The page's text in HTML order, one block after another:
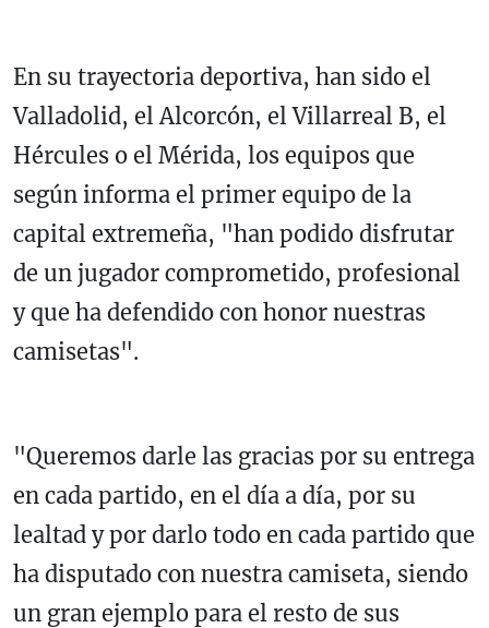
En su trayectoria deportiva, han sido el
Valladolid, el Alcorcón, el Villarreal B, el
Hércules o el Mérida, los equipos que
según informa el primer equipo de la
capital extremeña, "han podido disfrutar
de un jugador comprometido, profesional
y que ha defendido con honor nuestras
camisetas".
"Queremos darle las gracias por su entrega
en cada partido, en el día a día, por su
lealtad y por darlo todo en cada partido que
ha disputado con nuestra camiseta, siendo
un gran ejemplo para el resto de sus